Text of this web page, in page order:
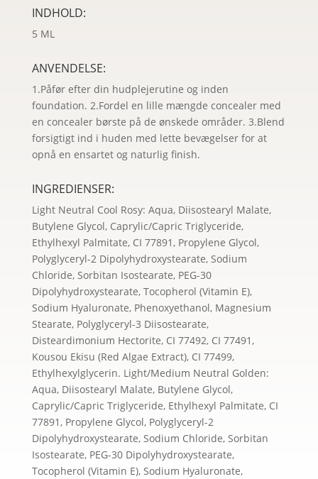
INDHOLD:
5 ML
ANVENDELSE:
1.Påfør efter din hudplejerutine og inden
foundation. 2.Fordel en lille mængde concealer med
en concealer børste på de ønskede områder. 3.Blend
forsigtigt ind i huden med lette bevægelser for at
opnå en ensartet og naturlig finish.
INGREDIENSER:
Light Neutral Cool Rosy: Aqua, Diisostearyl Malate,
Butylene Glycol, Caprylic/Capric Triglyceride,
Ethylhexyl Palmitate, CI 77891, Propylene Glycol,
Polyglyceryl-2 Dipolyhydroxystearate, Sodium
Chloride, Sorbitan Isostearate, PEG-30
Dipolyhydroxystearate, Tocopherol (Vitamin E),
Sodium Hyaluronate, Phenoxyethanol, Magnesium
Stearate, Polyglyceryl-3 Diisostearate,
Disteardimonium Hectorite, CI 77492, CI 77491,
Kousou Ekisu (Red Algae Extract), CI 77499,
Ethylhexylglycerin. Light/Medium Neutral Golden:
Aqua, Diisostearyl Malate, Butylene Glycol,
Caprylic/Capric Triglyceride, Ethylhexyl Palmitate, CI
77891, Propylene Glycol, Polyglyceryl-2
Dipolyhydroxystearate, Sodium Chloride, Sorbitan
Isostearate, PEG-30 Dipolyhydroxystearate,
Tocopherol (Vitamin E), Sodium Hyaluronate,